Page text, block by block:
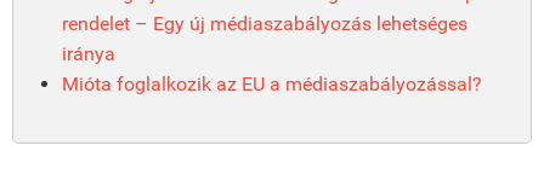
rendelet – Egy új médiaszabályozás lehetséges
iránya
Mióta foglalkozik az EU a médiaszabályozással?